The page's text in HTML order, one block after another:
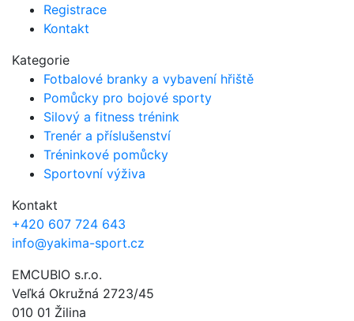
Registrace
Kontakt
Kategorie
Fotbalové branky a vybavení hřiště
Pomůcky pro bojové sporty
Silový a fitness trénink
Trenér a příslušenství
Tréninkové pomůcky
Sportovní výživa
Kontakt
+420 607 724 643
info@yakima-sport.cz
EMCUBIO s.r.o.
Veľká Okružná 2723/45
010 01 Žilina